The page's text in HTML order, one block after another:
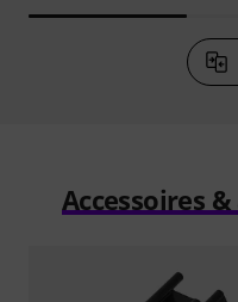
Accessoires